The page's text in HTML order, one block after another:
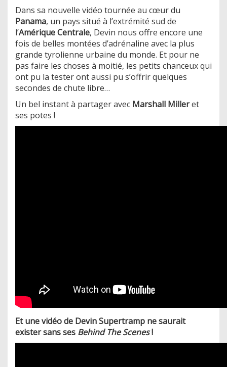
Dans sa nouvelle vidéo tournée au cœur du
Panama, un pays situé à l’extrémité sud de
l’Amérique Centrale, Devin nous offre encore une
fois de belles montées d’adrénaline avec la plus
grande tyrolienne urbaine du monde. Et pour ne
pas faire les choses à moitié, les petits chanceux qui
ont pu la tester ont aussi pu s’offrir quelques
secondes de chute libre…
Un bel instant à partager avec Marshall Milleret
ses potes !
Et une vidéo de Devin Supertramp ne saurait
exister sans ses Behind The Scenes!